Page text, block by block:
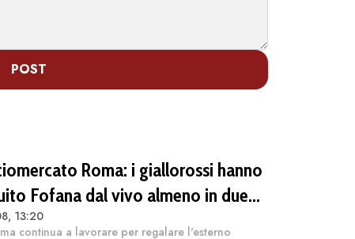
POST
Roma: i giallorossi hanno
Fofana dal vivo almeno in due
Costa 40/45 milioni
13:20
continua a lavorare per regalare l'esterno